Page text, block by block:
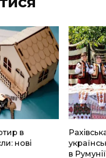
в
нові
в Румунії